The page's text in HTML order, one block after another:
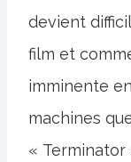
devient
film et
imminente
machines
« Terminator